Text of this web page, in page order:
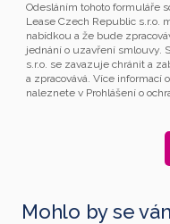
Odesláním tohoto formuláře
Lease Czech Republic s.r.o.
nabídkou a že bude
jednání o uzavření smlouvy.
s.r.o. se zavazuje chránit a
a zpracovává. Více informací
naleznete v Prohlášení o
Mohlo by se